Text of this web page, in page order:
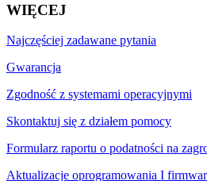
WIĘCEJ
Najczęściej zadawane pytania
Gwarancja
Zgodność z systemami operacyjnymi
Skontaktuj się z działem pomocy
Formularz raportu o podatności na
Aktualizacje oprogramowania I